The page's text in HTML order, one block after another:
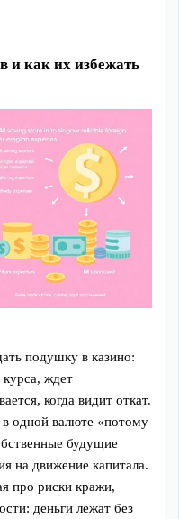
и как их избежать
подушку в казино:
курса, ждет
когда видит откат.
одной валюте «потому
будущие
на движение капитала.
про риски кражи,
деньги лежат без